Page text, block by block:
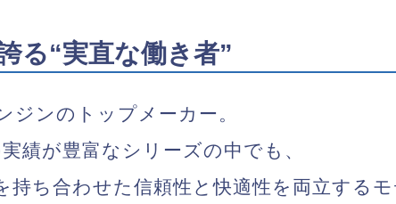
る“実直な働き者”
ンのトップメーカー。
績が豊富なシリーズの中でも、
持ち合わせた信頼性と快適性を両立する